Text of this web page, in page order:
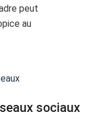
peut
au
sociaux